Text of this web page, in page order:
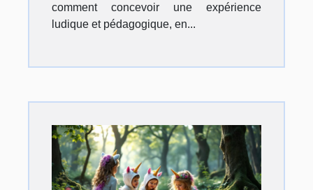
comment concevoir une expérience
ludique et pédagogique, en...